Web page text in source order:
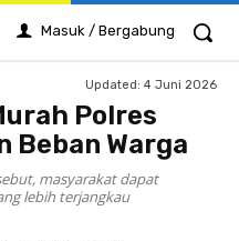
Masuk / Bergabung
Updated: 4 Juni 2026
Polres
Beban Warga
masyarakat dapat
lebih terjangkau